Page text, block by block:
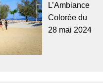
L’Ambiance
Colorée du
28 mai 2024